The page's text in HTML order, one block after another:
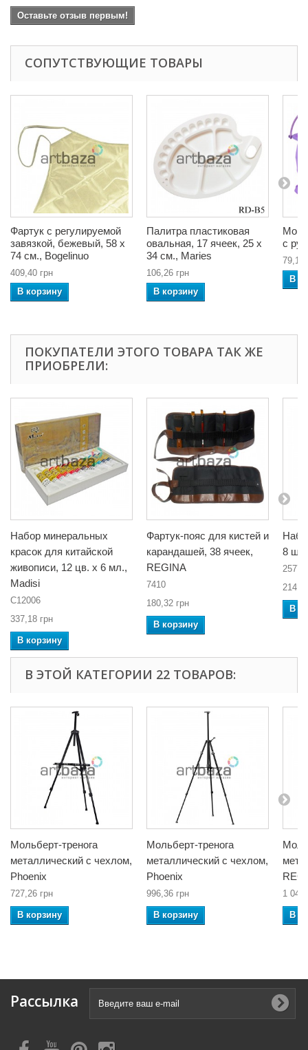
Оставьте отзыв первым!
СОПУТСТВУЮЩИЕ ТОВАРЫ
Фартук с регулируемой
завязкой, бежевый, 58 x
74 см., Bogelinuo
409,40 грн
В корзину
Палитра пластиковая
овальная, 17 ячеек, 25 x
34 см., Maries
106,26 грн
В корзину
с
79,12
В
ПОКУПАТЕЛИ ЭТОГО ТОВАРА ТАК ЖЕ
ПРИОБРЕЛИ:
Набор минеральных
красок для китайской
живописи, 12 цв. x 6 мл.,
Madisi
C12006
337,18 грн
В корзину
Фартук-пояс для кистей и
карандашей, 38 ячеек,
REGINA
7410
180,32 грн
В корзину
8
2577
В
В ЭТОЙ КАТЕГОРИИ 22 ТОВАРОВ:
Мольберт-тренога
металлический с чехлом,
Phoenix
727,26 грн
В корзину
Мольберт-тренога
металлический с чехлом,
Phoenix
996,36 грн
В корзину
1
В
Рассылка